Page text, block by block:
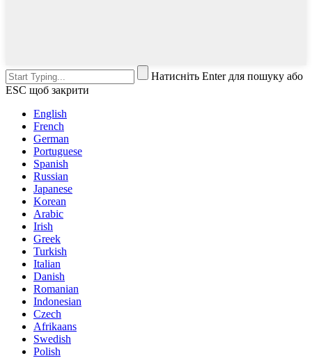
Натисніть Enter для пошуку або
ESC щоб закрити
English
French
German
Portuguese
Spanish
Russian
Japanese
Korean
Arabic
Irish
Greek
Turkish
Italian
Danish
Romanian
Indonesian
Czech
Afrikaans
Swedish
Polish